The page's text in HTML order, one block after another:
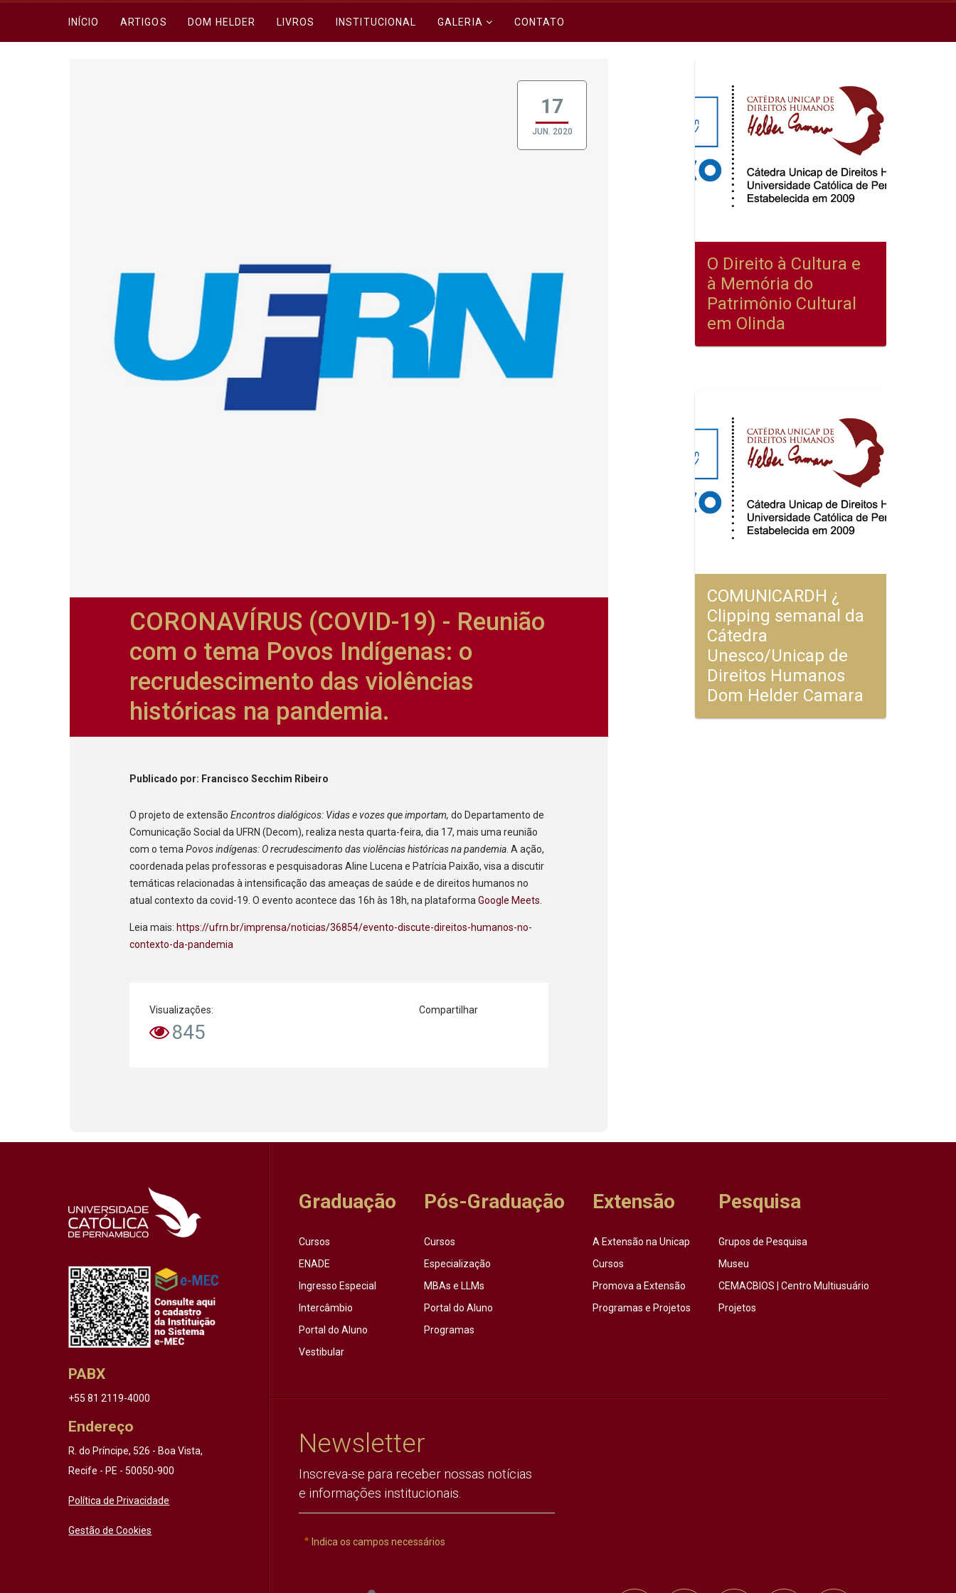
INÍCIO ARTIGOS DOM HELDER LIVROS INSTITUCIONAL GALERIA CONTATO
17
JUN. 2020
CORONAVÍRUS (COVID-19) - Reunião
com o tema Povos Indígenas: o
recrudescimento das violências
históricas na pandemia.
Publicado por: Francisco Secchim Ribeiro
O projeto de extensãoEncontros dialógicos: Vidas e vozes que importam,do Departamento de
Comunicação Social da UFRN (Decom), realiza nesta quarta-feira, dia 17, mais uma reunião
com o temaPovos indígenas: O recrudescimento das violências históricas na pandemia . A ação,
coordenada pelas professoras e pesquisadoras Aline Lucena e Patrícia Paixão, visa a discutir
temáticas relacionadas à intensificação das ameaças de saúde e de direitos humanos no
atual contexto da covid-19. O evento acontece das 16h às 18h, na plataformaGoogle Meets
Leia mais: https://ufrn.br/imprensa/noticias/36854/evento-discute-direitos-humanos-no-
contexto-da-pandemia
Visualizações:
845
Compartilhar
O Direito à Cultura e
à Memória do
Patrimônio Cultural
em Olinda
COMUNICARDH ¿
Clipping semanal da
Cátedra
Unesco/Unicap de
Direitos Humanos
Dom Helder Camara
PABX
+55 81 2119-4000
Endereço
R. do Príncipe, 526 - Boa Vista,
Recife - PE - 50050-900
Política de Privacidade
Gestão de Cookies
Graduação
Cursos
ENADE
Ingresso Especial
Intercâmbio
Portal do Aluno
Vestibular
Pós-Graduação
Cursos
Especialização
MBAs e LLMs
Portal do Aluno
Programas
Extensão
A Extensão na Unicap
Cursos
Promova a Extensão
Programas e Projetos
Pesquisa
Grupos de Pesquisa
Museu
CEMACBIOS | Centro Multiusuário
Projetos
Newsletter
Inscreva-se para receber nossas notícias
e informações institucionais.
Indica os campos necessários